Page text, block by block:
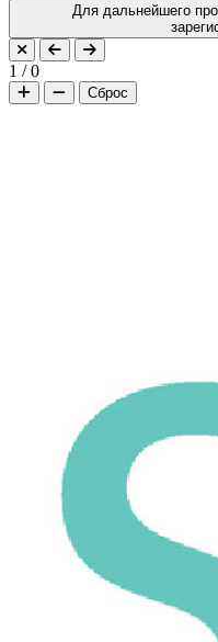
Для дальнейшего просмотра необходимо войти или
1 /0
Сброс